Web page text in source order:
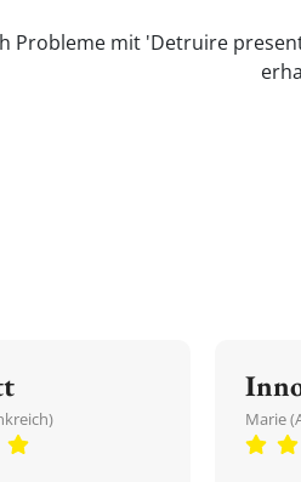
Probleme mit 'Detruire
Marie